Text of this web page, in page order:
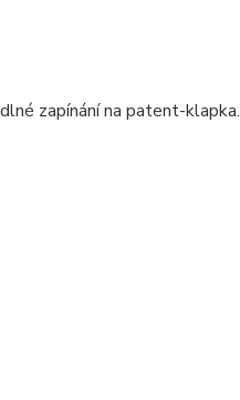
zapínání na patent-klapka.